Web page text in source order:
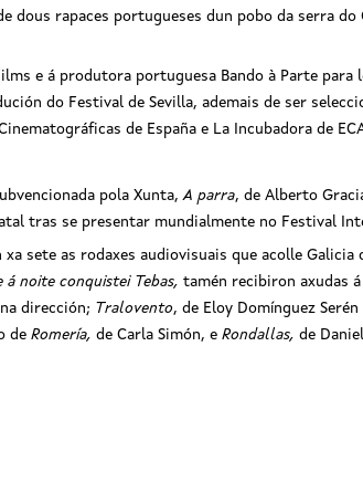
dous rapaces portugueses dun pobo da serra
e á produtora portuguesa Bando à Parte
do Festival de Sevilla, ademais de ser
de España e La Incubadora de
pola Xunta,A parra, de Alberto
tras se presentar mundialmente no Festival
xa sete as rodaxes audiovisuais que acolle
á noite conquistei Tebas, tamén recibiron axudas
dirección; Tralovento, de Eloy Domínguez
de Romería, de Carla Simón, e Rondallas, de